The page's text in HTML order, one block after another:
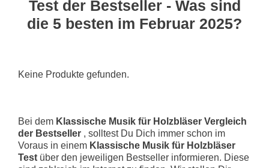
Test der Bestseller - Was sind
die 5 besten im Februar 2025?
Keine Produkte gefunden.
Bei dem Klassische Musik für Holzbläser Vergleich
der Bestseller , solltest Du Dich immer schon im
Voraus in einem Klassische Musik für Holzbläser
Test über den jeweiligen Bestseller informieren. Diese